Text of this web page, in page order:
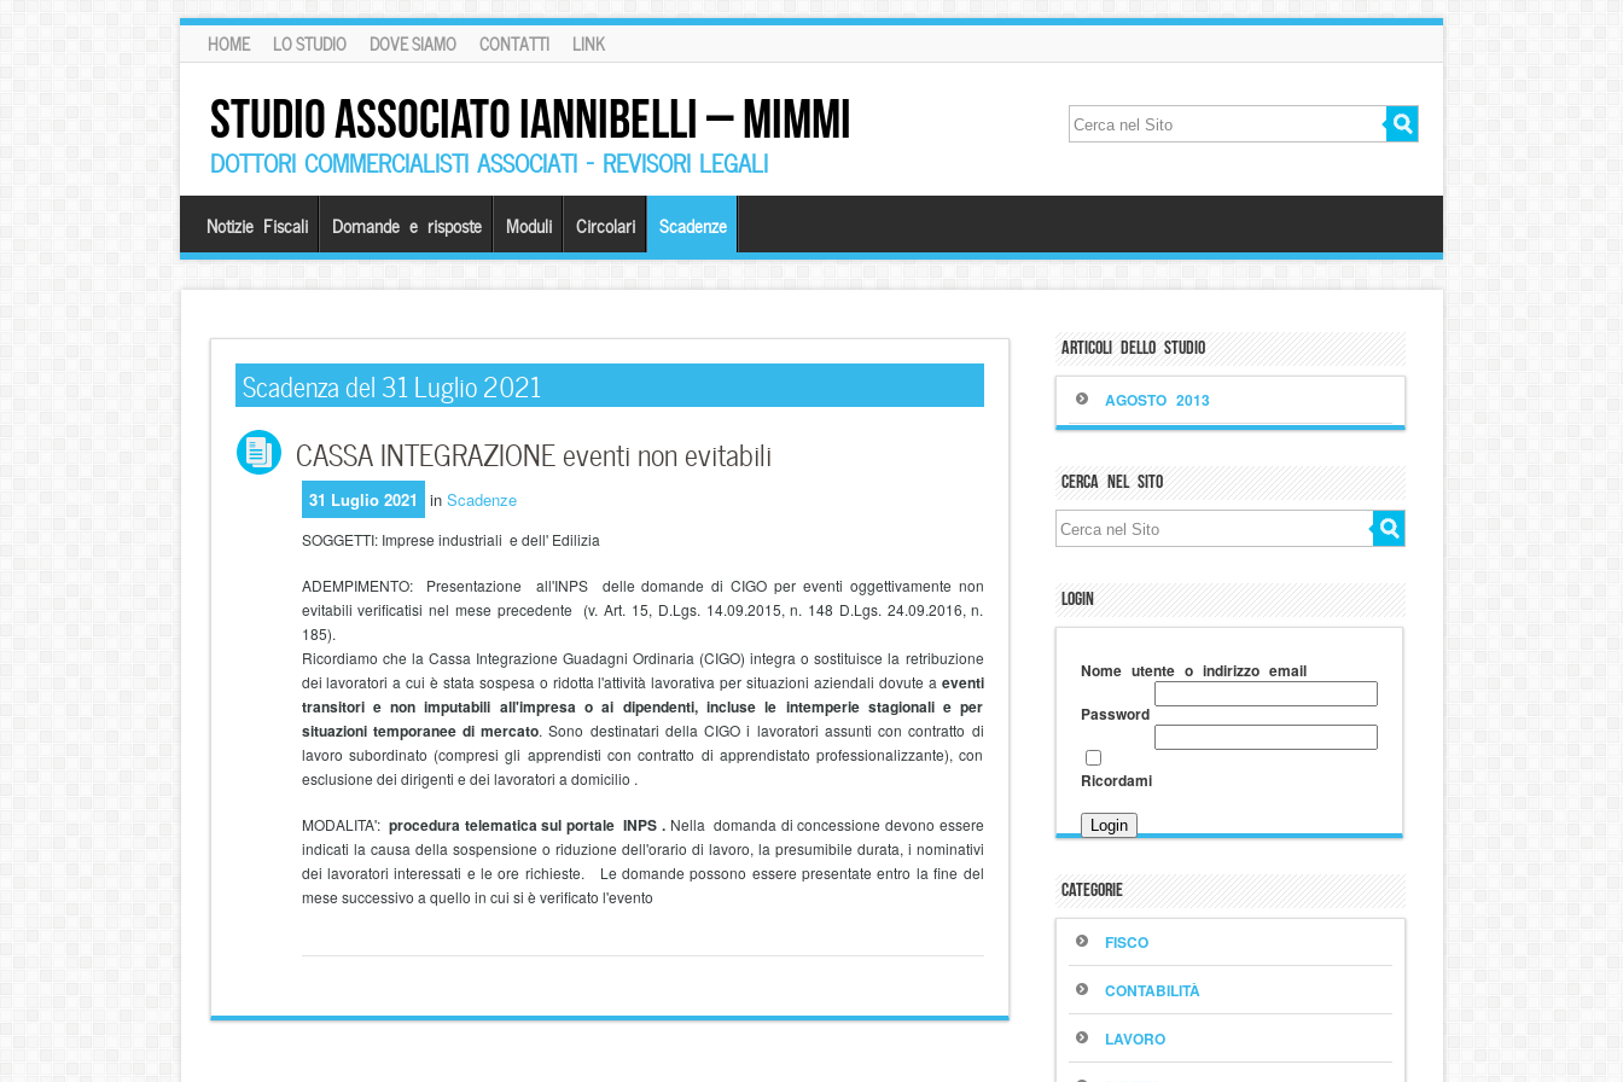
HOME LO STUDIO DOVE SIAMO CONTATTI LINK
STUDIO ASSOCIATO IANNIBELLI – MIMMI
DOTTORI COMMERCIALISTI ASSOCIATI – REVISORI LEGALI
Notizie Fiscali Domande e risposte Moduli Circolari Scadenze
Scadenza del 31 Luglio 2021
CASSA INTEGRAZIONE eventi non evitabili
31 Luglio 2021 in Scadenze
SOGGETTI: Imprese industriali e dell' Edilizia
ADEMPIMENTO: Presentazione all'INPS delle domande di CIGO per eventi oggettivamente non
evitabili verificatisi nel mese precedente (v. Art. 15, D.Lgs. 14.09.2015, n. 148 D.Lgs. 24.09.2016, n.
185).
Ricordiamo che la Cassa Integrazione Guadagni Ordinaria (CIGO) integra o sostituisce la retribuzione
dei lavoratori a cui è stata sospesa o ridotta l'attività lavorativa per situazioni aziendali dovute a eventi
transitori e non imputabili all'impresa o ai dipendenti, incluse le intemperie stagionali e per
situazioni temporanee di mercato. Sono destinatari della CIGO i lavoratori assunti con contratto di
lavoro subordinato (compresi gli apprendisti con contratto di apprendistato professionalizzante), con
esclusione dei dirigenti e dei lavoratori a domicilio .
MODALITA': procedura telematica sul portale INPS . Nella domanda di concessione devono essere
indicati la causa della sospensione o riduzione dell'orario di lavoro, la presumibile durata, i nominativi
dei lavoratori interessati e le ore richieste. Le domande possono essere presentate entro la fine del
mese successivo a quello in cui si è verificato l'evento
Articoli dello Studio
AGOSTO 2013
Cerca nel sito
Login
Nome utente o indirizzo email
Password
Ricordami
Categorie
FISCO
CONTABILITÀ
LAVORO